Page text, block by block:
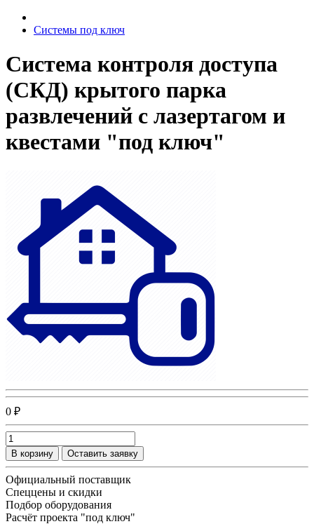
Системы под ключ
Система контроля доступа
(СКД) крытого парка
развлечений с лазертагом и
квестами "под ключ"
0 ₽
В корзину Оставить заявку
Официальный поставщик
Спеццены и скидки
Подбор оборудования
Расчёт проекта "под ключ"